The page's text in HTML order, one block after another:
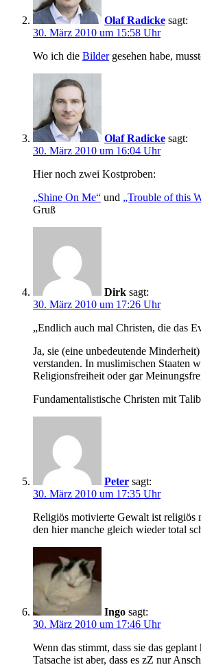
Olaf Radicke sagt:
30. März 2010 um 15:58 Uhr
Wo ich die Bildergesehen habe,
Olaf Radicke sagt:
30. März 2010 um 16:04 Uhr
Hier noch zwei Kostproben:
„Shine On Me“ und „Trouble of this
Gruß
Dirk sagt:
30. März 2010 um 17:26 Uhr
„Endlich auch mal Christen, die das
Ja, sie (eine unbedeutende
verstanden. In muslimischen Staaten
Religionsfreiheit oder gar
Fundamentalistische Christen mit
Peter sagt:
30. März 2010 um 17:35 Uhr
Religiös motivierte Gewalt ist religiös
den hier manche gleich wieder total
Ingo sagt:
30. März 2010 um 17:46 Uhr
Wenn das stimmt, dass sie das
Tatsache ist aber, dass es zZ nur